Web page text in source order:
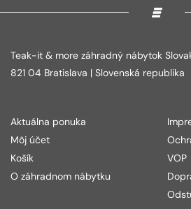
Teak-it & more záhradný nábytok
821 04 Bratislava | Slovenská republika
Aktuálna ponuka
Môj účet
Košík
O záhradnom nábytku
VOP